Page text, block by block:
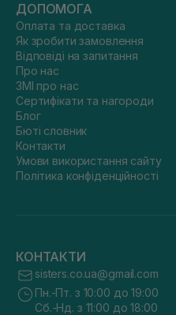
ДОПОМОГА
Оплата та доставка
Як зробити замовлення
Відповіді на запитання
Про нас
ЗМІ про нас
Сертифікати та нагороди
Блог
Бюті словник
Контакти
Умови використання сайту
Політика конфіденційності
КОНТАКТИ
sisters.co.ua@gmail.com
Пн.-Пт. з 10:00 до 19:00
Сб.-Нд. з 11:00 до 18:00